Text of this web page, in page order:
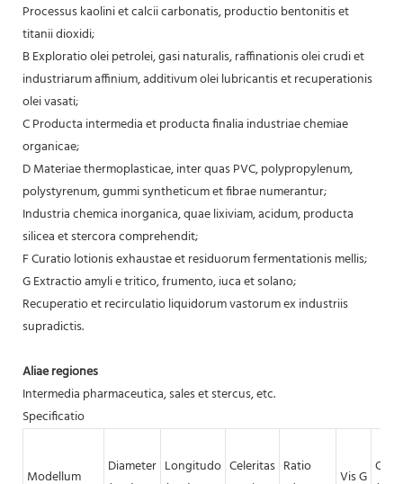
Processus kaolini et calcii carbonatis, productio bentonitis et
titanii dioxidi;
B Exploratio olei petrolei, gasi naturalis, raffinationis olei crudi et
industriarum affinium, additivum olei lubricantis et recuperationis
olei vasati;
C Producta intermedia et producta finalia industriae chemiae
organicae;
D Materiae thermoplasticae, inter quas PVC, polypropylenum,
polystyrenum, gummi syntheticum et fibrae numerantur;
Industria chemica inorganica, quae lixiviam, acidum, producta
silicea et stercora comprehendit;
F Curatio lotionis exhaustae et residuorum fermentationis mellis;
G Extractio amyli e tritico, frumento, iuca et solano;
Recuperatio et recirculatio liquidorum vastorum ex industriis
supradictis.
Aliae regiones
Intermedia pharmaceutica, sales et stercus, etc.
Specificatio
Modellum
Diameter Longitudo Celeritas Ratio
Vis G